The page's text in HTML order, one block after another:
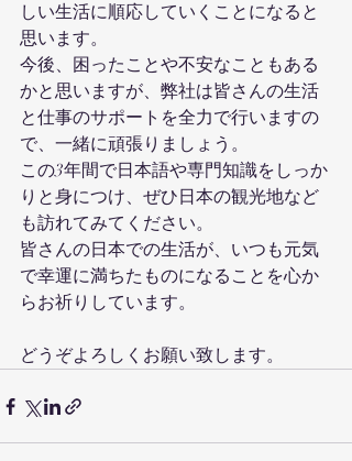
しい生活に順応していくことになると
思います。
今後、困ったことや不安なこともある
かと思いますが、弊社は皆さんの生活
と仕事のサポートを全力で行いますの
で、一緒に頑張りましょう。
この3年間で日本語や専門知識をしっか
りと身につけ、ぜひ日本の観光地など
も訪れてみてください。
皆さんの日本での生活が、いつも元気
で幸運に満ちたものになることを心か
らお祈りしています。
どうぞよろしくお願い致します。